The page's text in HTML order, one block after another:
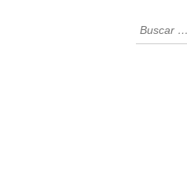
Buscar: